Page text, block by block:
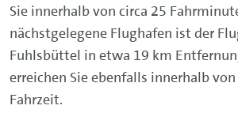
Sie innerhalb von circa 25
nächstgelegene Flughafen ist der
Fuhlsbüttel in etwa 19 km
erreichen Sie ebenfalls innerhalb
Fahrzeit.